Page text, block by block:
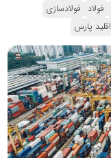
فولاد فولادسازی
پارس